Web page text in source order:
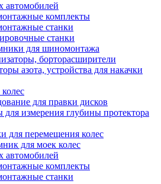
автомобилей
комплекты
станки
станки
для шиномонтажа
борторасширители
азота, устройства для накачки
для правки дисков
для измерения глубины протектора
для перемещения колес
для моек колеc
автомобилей
комплекты
станки